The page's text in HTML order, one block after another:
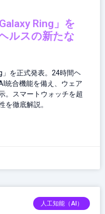
Ring」を
ルスの新たな
を正式発表。24時間ヘ
統合機能を備え、ウェア
。スマートウォッチを超
を徹底解説。
人工知能（AI）